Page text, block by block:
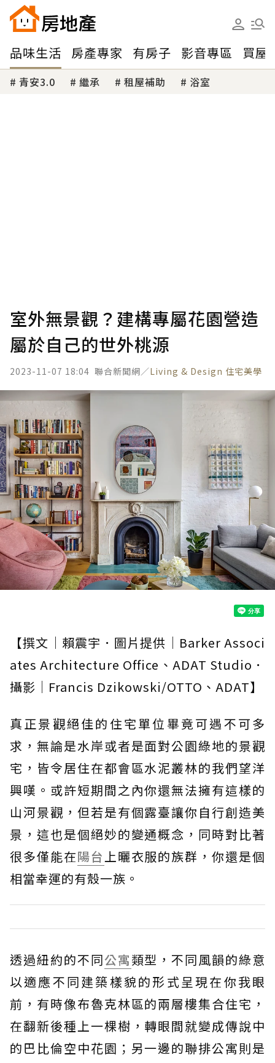
品味生活 房產專家 有房子 影音專區 買屋
青安3.0 繼承 租屋補助 浴室
室外無景觀？建構專屬花園營造
屬於自己的世外桃源
2023-11-07 18:04 聯合新聞網／Living & Design 住宅美學
【撰文｜賴震宇．圖片提供｜Barker Associ
ates Architecture Office、ADAT Studio．
攝影｜Francis Dzikowski/OTTO、ADAT】
真正景觀絕佳的住宅單位畢竟可遇不可多
求，無論是水岸或者是面對公園綠地的景觀
宅，皆令居住在都會區水泥叢林的我們望洋
興嘆。或許短期間之內你還無法擁有這樣的
山河景觀，但若是有個露臺讓你自行創造美
景，這也是個絕妙的變通概念，同時對比著
很多僅能在陽台上曬衣服的族群，你還是個
相當幸運的有殼一族。
透過紐約的不同公寓類型，不同風韻的綠意
以適應不同建築樣貌的形式呈現在你我眼
前，有時像布魯克林區的兩層樓集合住宅，
在翻新後種上一棵樹，轉眼間就變成傳說中
的巴比倫空中花園；另一邊的聯排公寓則是